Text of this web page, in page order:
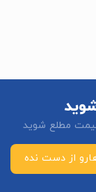
مطلع شوید